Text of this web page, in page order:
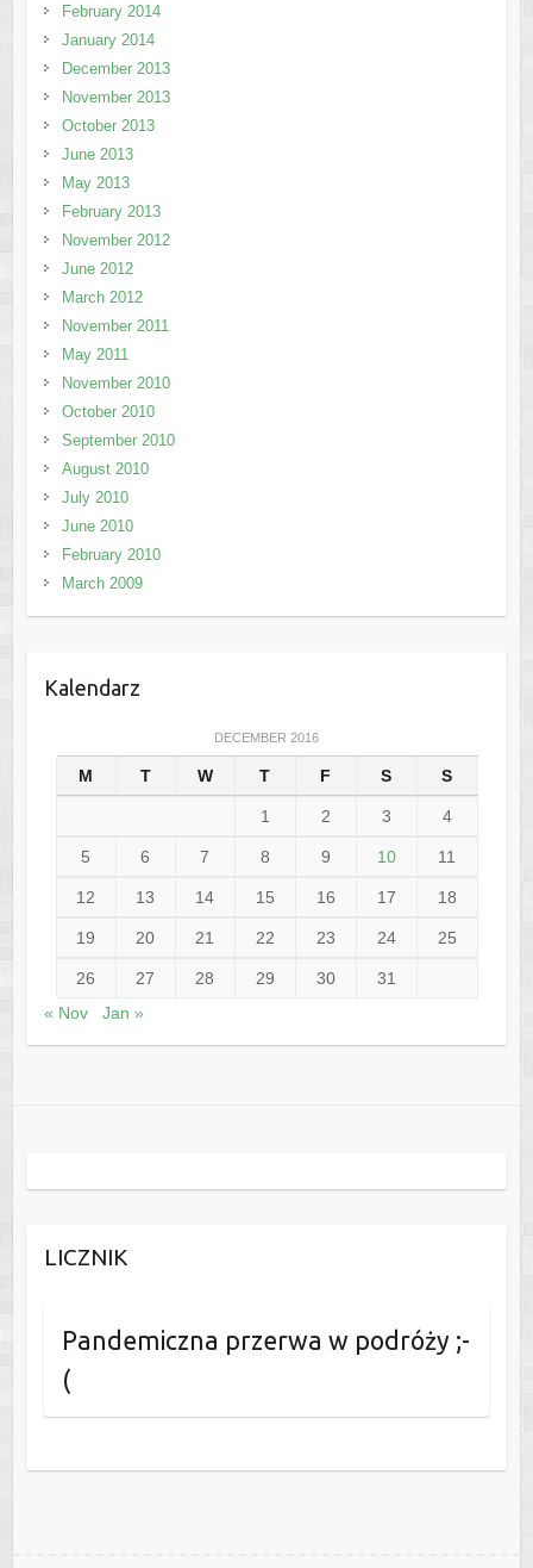
February 2014
January 2014
December 2013
November 2013
October 2013
June 2013
May 2013
February 2013
November 2012
June 2012
March 2012
November 2011
May 2011
November 2010
October 2010
September 2010
August 2010
July 2010
June 2010
February 2010
March 2009
Kalendarz
DECEMBER 2016
M T W T F S S
1 2 3 4
5 6 7 8 9 10 11
12 13 14 15 16 17 18
19 20 21 22 23 24 25
26 27 28 29 30
31
« Nov
Jan »
LICZNIK
Pandemiczna przerwa w podróży ;-
(